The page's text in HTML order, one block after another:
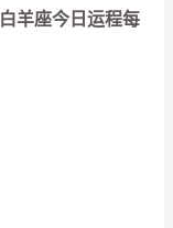
白羊座今日运程每